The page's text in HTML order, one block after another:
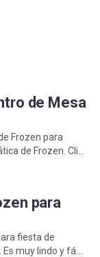
de Mesa
Frozen para
de Frozen. Clic
para
fiesta de
muy lindo y fácil